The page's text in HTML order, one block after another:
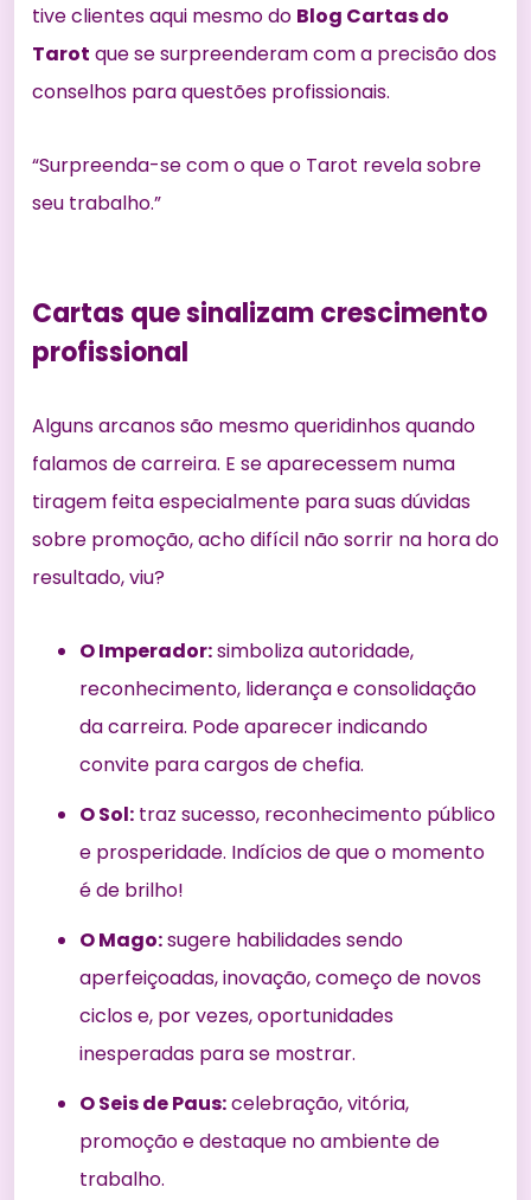
tive clientes aqui mesmo do Blog Cartas do
Tarot que se surpreenderam com a precisão dos
conselhos para questões profissionais.
“Surpreenda-se com o que o Tarot revela sobre
seu trabalho.”
Cartas que sinalizam crescimento
profissional
Alguns arcanos são mesmo queridinhos quando
falamos de carreira. E se aparecessem numa
tiragem feita especialmente para suas dúvidas
sobre promoção, acho difícil não sorrir na hora do
resultado, viu?
O Imperador:simboliza autoridade,
reconhecimento, liderança e consolidação
da carreira. Pode aparecer indicando
convite para cargos de chefia.
O Sol: traz sucesso, reconhecimento público
e prosperidade. Indícios de que o momento
é de brilho!
O Mago:sugere habilidades sendo
aperfeiçoadas, inovação, começo de novos
ciclos e, por vezes, oportunidades
inesperadas para se mostrar.
O Seis de Paus:celebração, vitória,
promoção e destaque no ambiente de
trabalho.